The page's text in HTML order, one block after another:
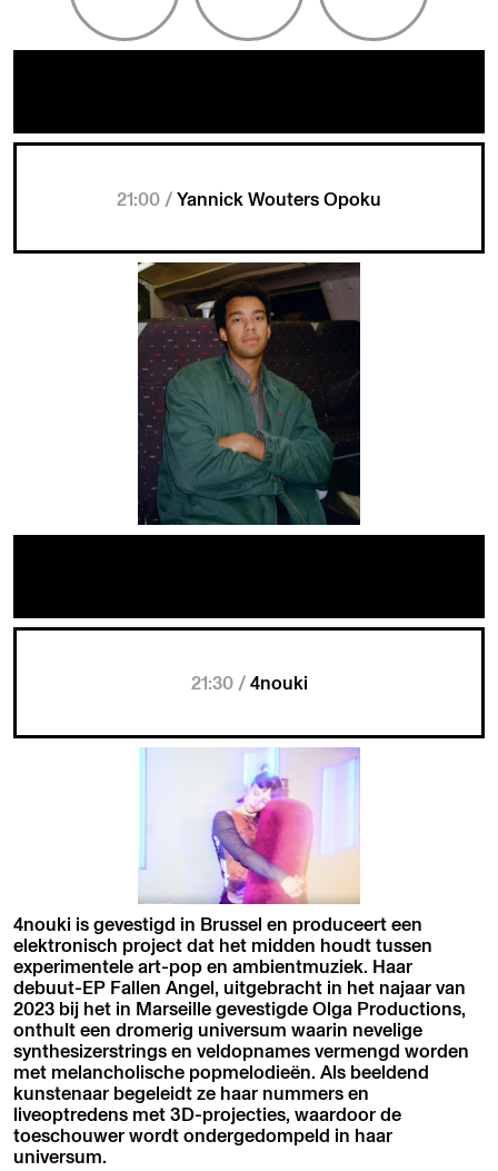
21:00 /Yannick Wouters Opoku
21:30 /4nouki
4nouki is gevestigd in Brussel en produceert een
elektronisch project dat het midden houdt tussen
experimentele art-pop en ambientmuziek. Haar
debuut-EP Fallen Angel, uitgebracht in het najaar van
2023 bij het in Marseille gevestigde Olga Productions,
onthult een dromerig universum waarin nevelige
synthesizerstrings en veldopnames vermengd worden
met melancholische popmelodieën. Als beeldend
kunstenaar begeleidt ze haar nummers en
liveoptredens met 3D-projecties, waardoor de
toeschouwer wordt ondergedompeld in haar
universum.